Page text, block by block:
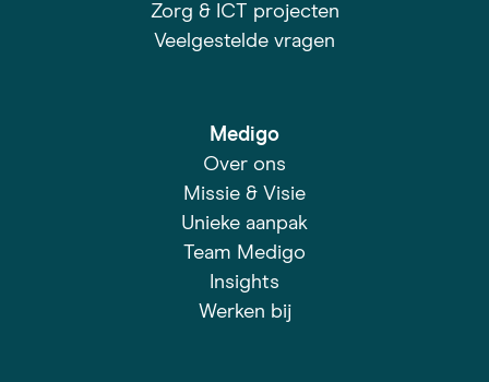
Zorg & ICT projecten
Veelgestelde vragen
Medigo
Over ons
Missie & Visie
Unieke aanpak
Team Medigo
Insights
Werken bij